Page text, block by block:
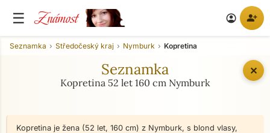
☰ Známost account_circle person_add
✕
Seznamka Středočeský kraj Nymburk Kopretina
Seznamka
Kopretina 52 let 160 cm Nymburk
Kopretina je žena (52 let, 160 cm) z Nymburk, s blond vlasy,